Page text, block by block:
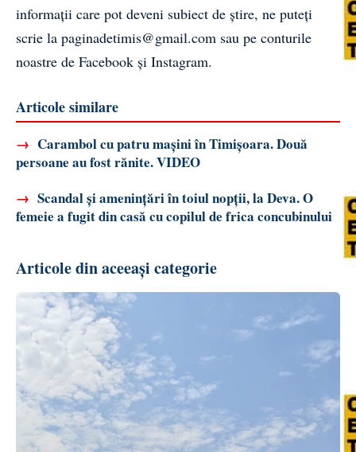
informații care pot deveni subiect de știre, ne puteți
scrie la paginadetimis@gmail.com sau pe conturile
noastre de Facebook și Instagram.
Articole similare
→ Carambol cu patru mașini în Timișoara. Două
persoane au fost rănite. VIDEO
→ Scandal și amenințări în toiul nopții, la Deva. O
femeie a fugit din casă cu copilul de frica concubinului
Articole din aceeași categorie